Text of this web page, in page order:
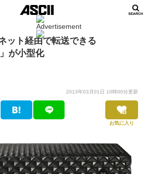
ット経由で転送できる
が小型化
2013年03月01日 10時00分更新
お気に入り